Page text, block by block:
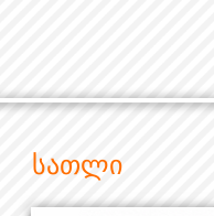
სათლი